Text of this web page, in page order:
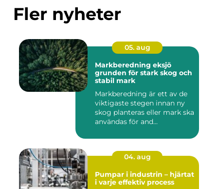
Fler nyheter
05. aug
Markberedning eksjö
grunden för stark skog och
stabil mark
Markberedning är ett av de
viktigaste stegen innan ny
skog planteras eller mark ska
användas för and...
04. aug
Pumpar i industrin – hjärtat
i varje effektiv process